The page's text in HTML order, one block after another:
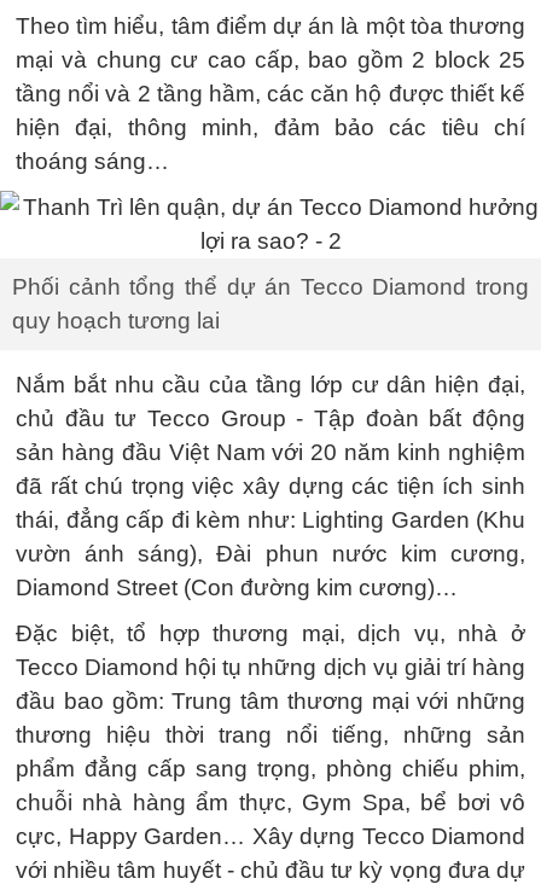
Theo tìm hiểu, tâm điểm dự án là một tòa thương
mại và chung cư cao cấp, bao gồm 2 block 25
tầng nổi và 2 tầng hầm, các căn hộ được thiết kế
hiện đại, thông minh, đảm bảo các tiêu chí
thoáng sáng…
Phối cảnh tổng thể dự án Tecco Diamond trong
quy hoạch tương lai
Nắm bắt nhu cầu của tầng lớp cư dân hiện đại,
chủ đầu tư Tecco Group - Tập đoàn bất động
sản hàng đầu Việt Nam với 20 năm kinh nghiệm
đã rất chú trọng việc xây dựng các tiện ích sinh
thái, đẳng cấp đi kèm như: Lighting Garden (Khu
vườn ánh sáng), Đài phun nước kim cương,
Diamond Street (Con đường kim cương)…
Đặc biệt, tổ hợp thương mại, dịch vụ, nhà ở
Tecco Diamond hội tụ những dịch vụ giải trí hàng
đầu bao gồm: Trung tâm thương mại với những
thương hiệu thời trang nổi tiếng, những sản
phẩm đẳng cấp sang trọng, phòng chiếu phim,
chuỗi nhà hàng ẩm thực, Gym Spa, bể bơi vô
cực, Happy Garden… Xây dựng Tecco Diamond
với nhiều tâm huyết - chủ đầu tư kỳ vọng đưa dự